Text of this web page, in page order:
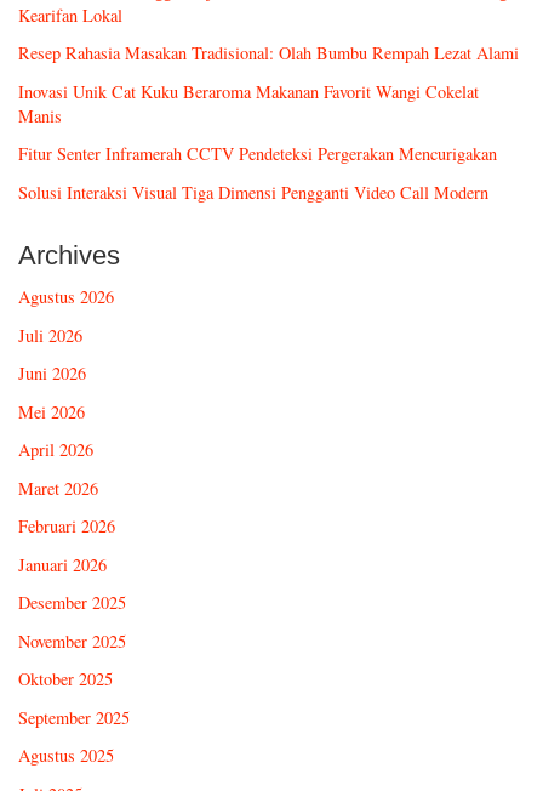
Kearifan Lokal
Resep Rahasia Masakan Tradisional: Olah Bumbu Rempah Lezat Alami
Inovasi Unik Cat Kuku Beraroma Makanan Favorit Wangi Cokelat
Manis
Fitur Senter Inframerah CCTV Pendeteksi Pergerakan Mencurigakan
Solusi Interaksi Visual Tiga Dimensi Pengganti Video Call Modern
Archives
Agustus 2026
Juli 2026
Juni 2026
Mei 2026
April 2026
Maret 2026
Februari 2026
Januari 2026
Desember 2025
November 2025
Oktober 2025
September 2025
Agustus 2025